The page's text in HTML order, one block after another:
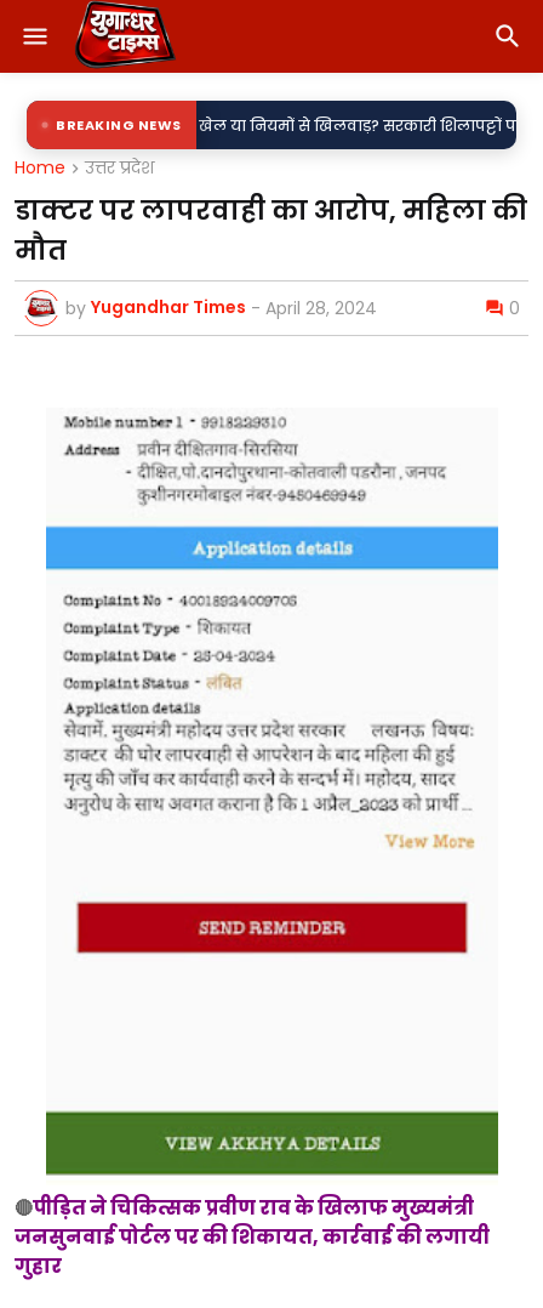
BREAKING NEWS
में खेल या नियमों से खिलवाड़? सरकारी शिलापट्टों पर 'किरन' के साथ 'राकेश' की
Home उत्तर प्रदेश
डाक्टर पर लापरवाही का आरोप, महिला की
मौत
by Yugandhar Times - April 28, 2024 0
🔴पीड़ित ने चिकित्सक प्रवीण राव के खिलाफ मुख्यमंत्री
जनसुनवाई पोर्टल पर की शिकायत, कार्रवाई की लगायी
गुहार